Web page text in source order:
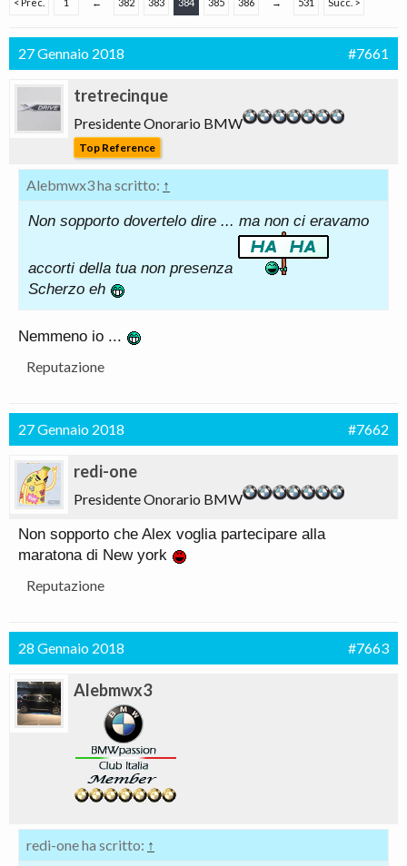
27 Gennaio 2018 #7661
tretrecinque
Presidente Onorario BMW
Top Reference
Alebmwx3 ha scritto: ↑
Non sopporto dovertelo dire ... ma non ci eravamo
accorti della tua non presenza
Scherzo eh
Nemmeno io ...
Reputazione
27 Gennaio 2018 #7662
redi-one
Presidente Onorario BMW
Non sopporto che Alex voglia partecipare alla
maratona di New york
Reputazione
28 Gennaio 2018 #7663
Alebmwx3
redi-one ha scritto: ↑